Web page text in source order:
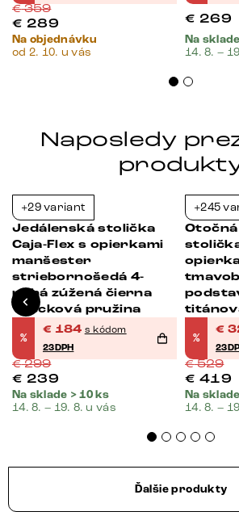
€359
€ 289
Na objednávku
od 2. 10. u vás
€ 269
Na
14. 8. –
Naposledy
+29 variant
Jedálenská stolička
Caja-Flex s opierkami
manšester
striebornošedá 4-
nohá zúžená čierna
vrecková pružina
%
€ 184 s kódom
23DPH
€299
€ 239
Na sklade > 10 ks
14. 8. – 19. 8. u vás
+245
%
€
€529
€ 419
Na
14. 8. –
Ďalšie produkty